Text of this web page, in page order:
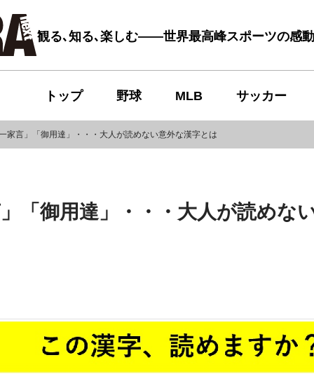
観る､知る､楽しむ――世界最高峰スポーツの感
トップ 野球 MLB サッカー
一家言」「御用達」・・・大人が読めない意外な漢字とは
」「御用達」・・・大人が読めな